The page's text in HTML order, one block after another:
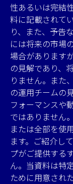
性あるいは完結
料に記載されて
り、また、予告
には将来の市場
場合があります
の見解であり、
りません。また
の運用チームの
フォーマンスや
ではありません
または全部を使
ます。ご紹介し
プがご提供する
ん。当資料は特
ために用意され